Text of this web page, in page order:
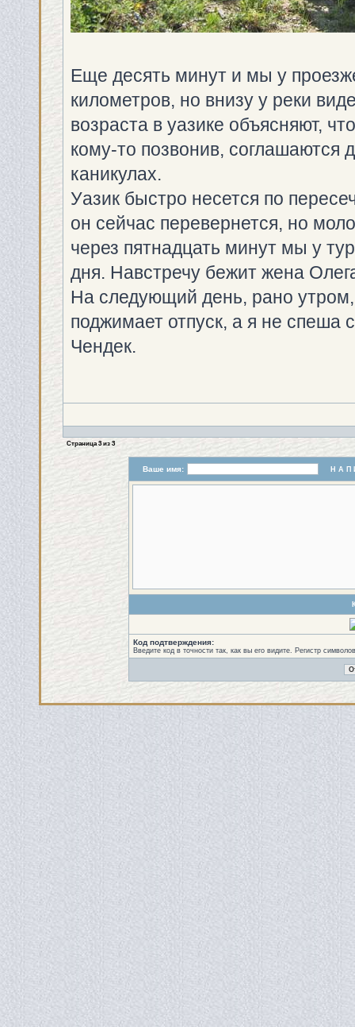
Еще десять минут и мы у
километров, но внизу у реки
возраста в уазике объясняют,
кому-то позвонив, соглашаются
каникулах.
Уазик быстро несется по
он сейчас перевернется, но
через пятнадцать минут мы у
дня. Навстречу бежит жена
На следующий день, рано
поджимает отпуск, а я не спеша
Чендек.
Страница3из 3
Ваше имя: Н А П
Код подтверждения:
Введите код в точности так, как вы его видите. Регистр